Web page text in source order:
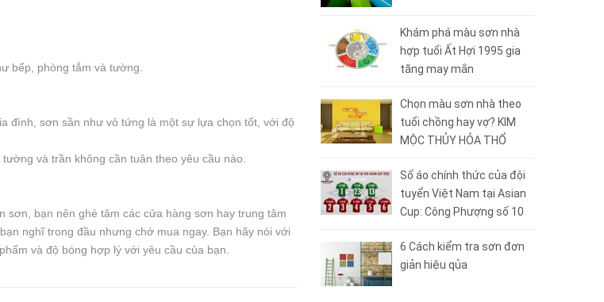
bếp, phòng tắm và tường.
đình, sơn sần như vỏ tứng là một sự lựa chọn tốt, với độ
và trần không cần tuân theo yêu cầu nào.
sơn, bạn nên ghé tăm các cửa hàng sơn hay trung tâm
nghĩ trong đầu nhưng chớ mua ngay. Bạn hãy nói với
và độ bóng hợp lý với yêu cầu của bạn.
Khám phá màu sơn nhà
hợp tuổi Ất Hợi 1995 gia
tăng may mắn
Chọn màu sơn nhà theo
tuổi chồng hay vợ? KIM
MỘC THỦY HỎA THỔ
Số áo chính thức của đội
tuyển Việt Nam tại Asian
Cup: Công Phượng số 10
6 Cách kiểm tra sơn đơn
giản hiệu qủa